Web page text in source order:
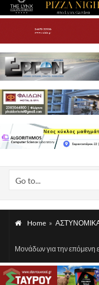
Go to...
Home »
Μονάδων για την επόμενη